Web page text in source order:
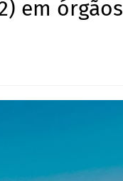
em órgãos